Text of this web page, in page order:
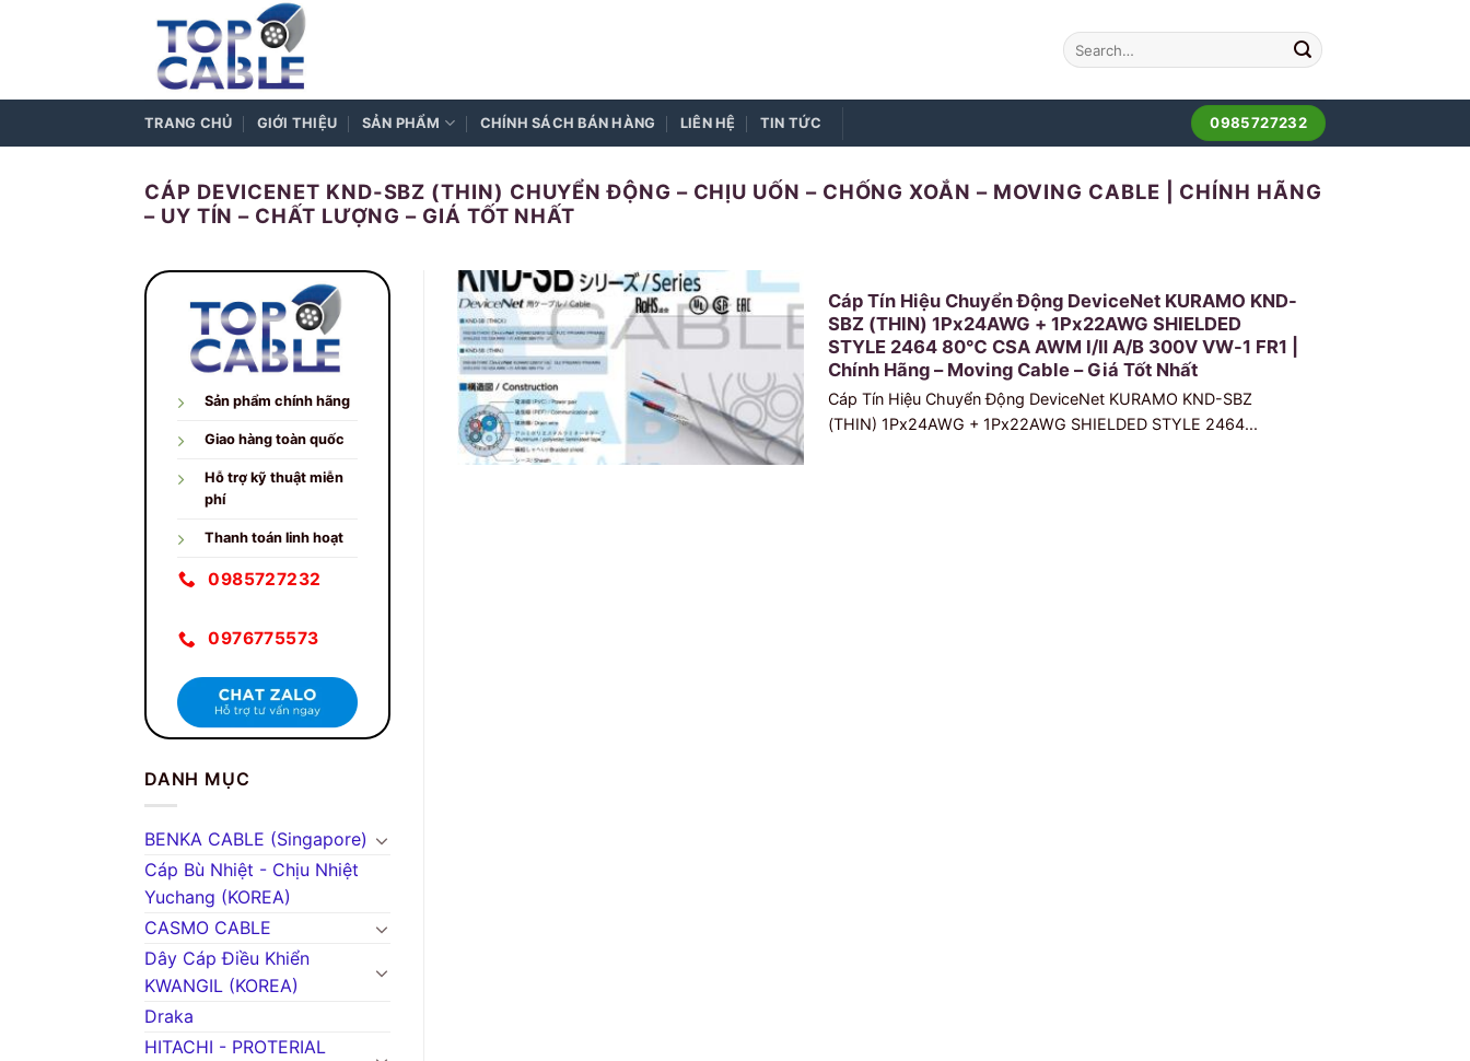
TRANG CHỦ GIỚI THIỆU SẢN PHẨM CHÍNH SÁCH BÁN HÀNG LIÊN HỆ TIN TỨC 0985727232
CÁP DEVICENET KND-SBZ (THIN) CHUYỂN ĐỘNG – CHỊU UỐN – CHỐNG XOẮN – MOVING CABLE | CHÍNH HÃNG
– UY TÍN – CHẤT LƯỢNG – GIÁ TỐT NHẤT
Sản phẩm chính hãng
Giao hàng toàn quốc
Hỗ trợ kỹ thuật miễn
phí
Thanh toán linh hoạt
0985727232
0976775573
DANH MỤC
BENKA CABLE (Singapore)
Cáp Bù Nhiệt - Chịu Nhiệt
Yuchang (KOREA)
CASMO CABLE
Dây Cáp Điều Khiển
KWANGIL (KOREA)
Draka
HITACHI - PROTERIAL
Cáp Tín Hiệu Chuyển Động DeviceNet KURAMO KND-
SBZ (THIN) 1Px24AWG + 1Px22AWG SHIELDED
STYLE 2464 80℃ CSA AWM Ⅰ/Ⅱ A/B 300V VW-1 FR1 |
Chính Hãng – Moving Cable – Giá Tốt Nhất
Cáp Tín Hiệu Chuyển Động DeviceNet KURAMO KND-SBZ
(THIN) 1Px24AWG + 1Px22AWG SHIELDED STYLE 2464...